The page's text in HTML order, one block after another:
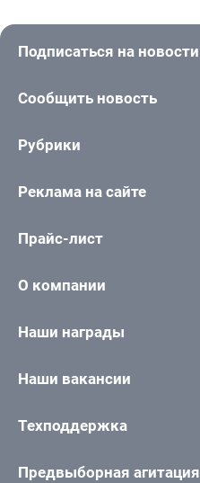
Подписаться на новости
Сообщить новость
Рубрики
Реклама на сайте
Прайс-лист
О компании
Наши награды
Наши вакансии
Техподдержка
Предвыборная агитация